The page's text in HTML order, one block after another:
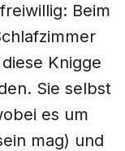
Beim
Knigge
Sie selbst
es um
mag) und